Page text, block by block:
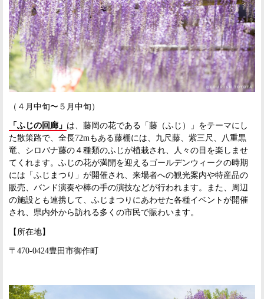
（４月中旬〜５月中旬）
「ふじの回廊」 は、藤岡の花である「藤（ふじ）」をテーマにし
た散策路で、全長72mもある藤棚には、九尺藤、紫三尺、八重黒
竜、シロバナ藤の４種類のふじが植栽され、人々の目を楽しませ
てくれます。ふじの花が満開を迎えるゴールデンウィークの時期
には「ふじまつり」が開催され、来場者への観光案内や特産品の
販売、バンド演奏や棒の手の演技などが行われます。また、周辺
の施設とも連携して、ふじまつりにあわせた各種イベントが開催
され、県内外から訪れる多くの市民で賑わいます。
【所在地】
〒470-0424豊田市御作町